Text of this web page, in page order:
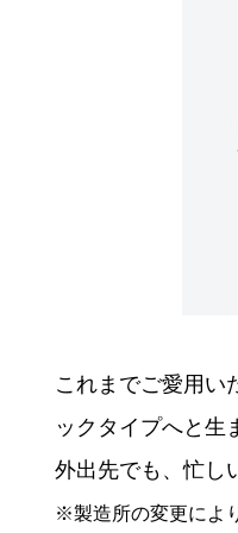
これまでご愛用い
ックタイプへと生
外出先でも、忙し
※製造所の変更によ